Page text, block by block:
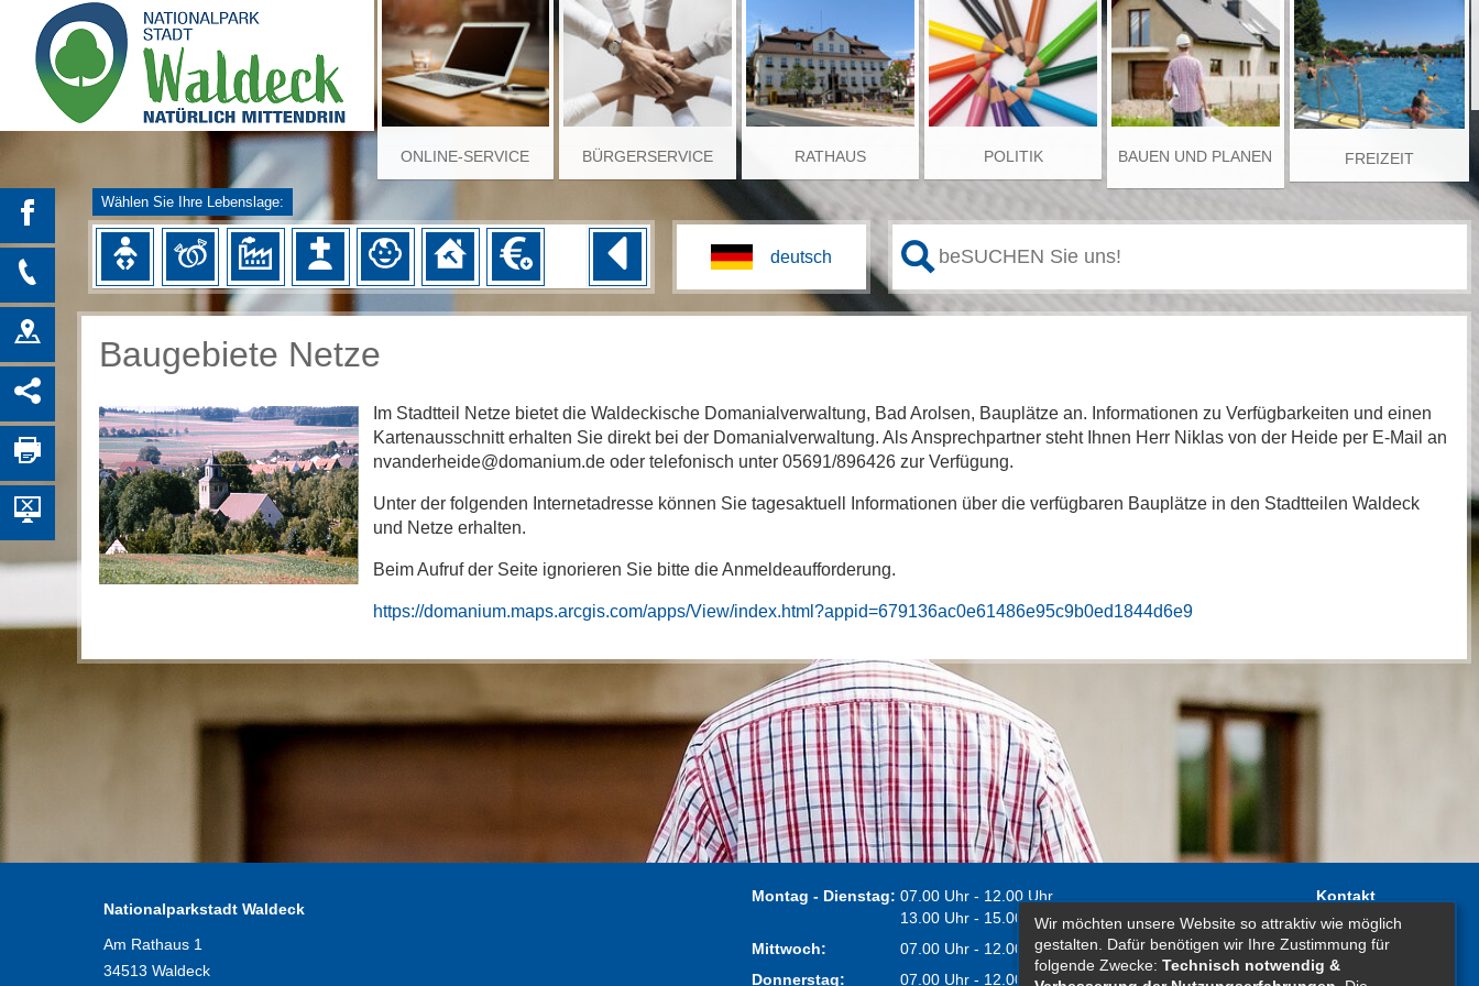
ONLINE-SERVICE BÜRGERSERVICE RATHAUS POLITIK BAUEN UND PLANEN FREIZEIT
Wählen Sie Ihre Lebenslage:
Baugebiete Netze
Im Stadtteil Netze bietet die Waldeckische Domanialverwaltung, Bad Arolsen, Bauplätze an. Informationen zu Verfügbarkeiten und einen
Kartenausschnitt erhalten Sie direkt bei der Domanialverwaltung. Als Ansprechpartner steht Ihnen Herr Niklas von der Heide per E-Mail an
nvanderheide@domanium.de oder telefonisch unter 05691/896426 zur Verfügung.
Unter der folgenden Internetadresse können Sie tagesaktuell Informationen über die verfügbaren Bauplätze in den Stadtteilen Waldeck
und Netze erhalten.
Beim Aufruf der Seite ignorieren Sie bitte die Anmeldeaufforderung.
https://domanium.maps.arcgis.com/apps/View/index.html?appid=679136ac0e61486e95c9b0ed1844d6e9
Nationalparkstadt Waldeck
Am Rathaus 1
34513 Waldeck
Montag - Dienstag: 07.00 Uhr - 12.00 Uhr
13.00 Uhr - 15.00 Uhr
Mittwoch:
07.00 Uhr - 12.00 Uhr
Donnerstag:
07.00 Uhr - 12.00 Uhr
Kontakt
Impressum
Erklärung zur
Barrierefreiheit
Wir möchten unsere Website so attraktiv wie möglich
gestalten. Dafür benötigen wir Ihre Zustimmung für
folgende Zwecke: Technisch notwendig &